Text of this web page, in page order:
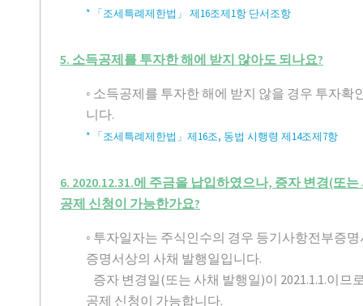
* 「조세특례제한법」 제16조제1항 단서조항
5. 소득공제를 투자한 해에 받지 않아도 되나요?
◦ 소득공제를 투자한 해에 받지 않을 경우 투자
니다.
* 「조세특례제한법」제16조, 동법 시행령 제14조제7항
6. 2020.12.31.에 주금을 납입하였으나, 증자 변경(또
공제 신청이 가능한가요?
◦ 투자일자는 주식인수의 경우 등기사항전부증
증명서상의 사채 발행일입니다.
증자 변경일(또는 사채 발행일)이 2021.1.1.이
공제 신청이 가능합니다.